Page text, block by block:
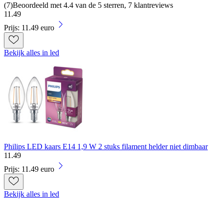
(7)Beoordeeld met 4.4 van de 5 sterren, 7 klantreviews
11 .49
Prijs: 11.49 euro
Bekijk alles in led
Philips LED kaars E14 1,9 W 2 stuks filament helder niet dimbaar
11 .49
Prijs: 11.49 euro
Bekijk alles in led